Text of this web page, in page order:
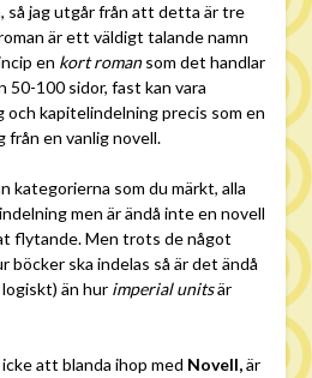
så jag utgår från att detta är tre
är ett väldigt talande namn
en kort romansom det handlar
50-100 sidor, fast kan vara
och kapitelindelning precis som en
från en vanlig novell.
kategorierna som du märkt, alla
men är ändå inte en novell
flytande. Men trots de något
böcker ska indelas så är det ändå
än hur imperial unitsär
icke att blanda ihop med Novell,är